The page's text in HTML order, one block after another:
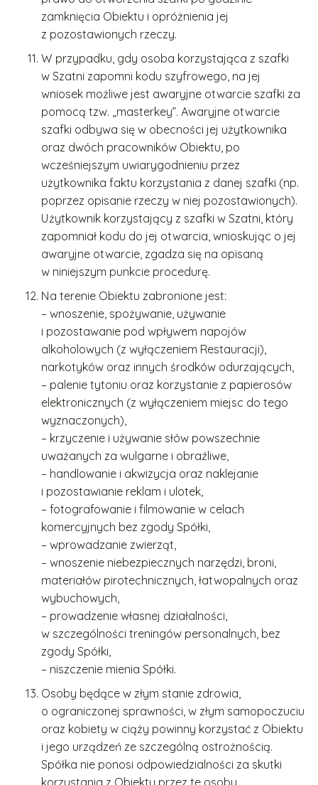
zamknięcia Obiektu i opróżnienia jej
z pozostawionych rzeczy.
W przypadku, gdy osoba korzystająca z szafki
w Szatni zapomni kodu szyfrowego, na jej
wniosek możliwe jest awaryjne otwarcie szafki za
pomocą tzw. „masterkey”. Awaryjne otwarcie
szafki odbywa się w obecności jej użytkownika
oraz dwóch pracowników Obiektu, po
wcześniejszym uwiarygodnieniu przez
użytkownika faktu korzystania z danej szafki (np.
poprzez opisanie rzeczy w niej pozostawionych).
Użytkownik korzystający z szafki w Szatni, który
zapomniał kodu do jej otwarcia, wnioskując o jej
awaryjne otwarcie, zgadza się na opisaną
w niniejszym punkcie procedurę.
Na terenie Obiektu zabronione jest:
– wnoszenie, spożywanie, używanie
i pozostawanie pod wpływem napojów
alkoholowych (z wyłączeniem Restauracji),
narkotyków oraz innych środków odurzających,
– palenie tytoniu oraz korzystanie z papierosów
elektronicznych (z wyłączeniem miejsc do tego
wyznaczonych),
– krzyczenie i używanie słów powszechnie
uważanych za wulgarne i obraźliwe,
– handlowanie i akwizycja oraz naklejanie
i pozostawianie reklam i ulotek,
– fotografowanie i filmowanie w celach
komercyjnych bez zgody Spółki,
– wprowadzanie zwierząt,
– wnoszenie niebezpiecznych narzędzi, broni,
materiałów pirotechnicznych, łatwopalnych oraz
wybuchowych,
– prowadzenie własnej działalności,
w szczególności treningów personalnych, bez
zgody Spółki,
– niszczenie mienia Spółki.
Osoby będące w złym stanie zdrowia,
o ograniczonej sprawności, w złym samopoczuciu
oraz kobiety w ciąży powinny korzystać z Obiektu
i jego urządzeń ze szczególną ostrożnością.
Spółka nie ponosi odpowiedzialności za skutki